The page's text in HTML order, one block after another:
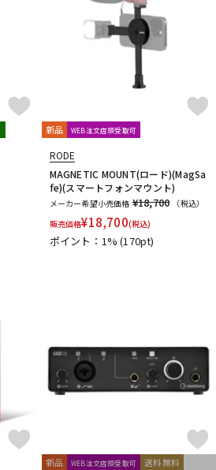
新品 WEB注文店頭受取可
RODE
MAGNETIC MOUNT(ロード)(MagSa
fe)(スマートフォンマウント)
メーカー希望小売価格 ¥18,700
（税込）
販売価格¥18,700(税込)
ポイント：1%(170pt)
新品 WEB注文店頭受取可 送料無料